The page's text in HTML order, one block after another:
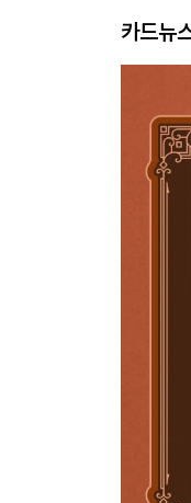
카드뉴